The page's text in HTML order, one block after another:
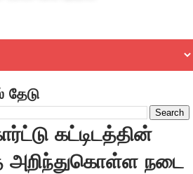
தேடு
கட்டிடத்தின்
அறிந்துகொள்ள நடை